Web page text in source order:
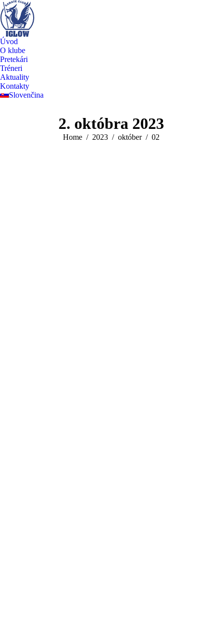
Úvod
O klube
Pretekári
Tréneri
Aktuality
Kontakty
Slovenčina
2. októbra 2023
You are here:
Home 2023 október 02